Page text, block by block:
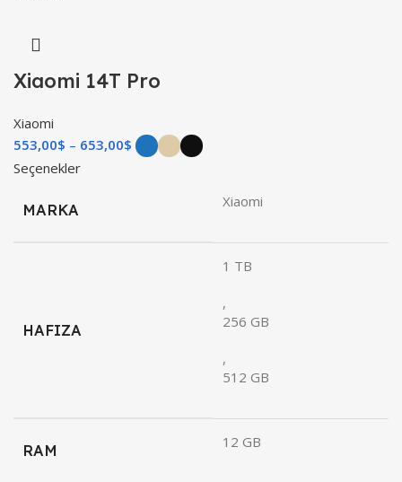
Xiaomi 14T Pro
Xiaomi
553,00$ 653,00$
Seçenekler
MARKA Xiaomi
HAFIZA
1 TB
,
256 GB
,
512 GB
RAM 12 GB